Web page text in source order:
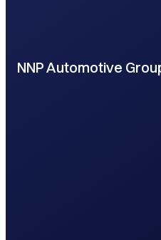
NNP Automotive